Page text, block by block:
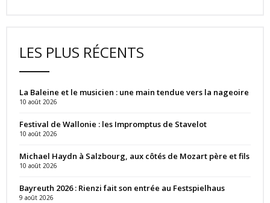
LES PLUS RÉCENTS
La Baleine et le musicien : une main tendue vers la nageoire
10 août 2026
Festival de Wallonie : les Impromptus de Stavelot
10 août 2026
Michael Haydn à Salzbourg, aux côtés de Mozart père et fils
10 août 2026
Bayreuth 2026 : Rienzi fait son entrée au Festspielhaus
9 août 2026